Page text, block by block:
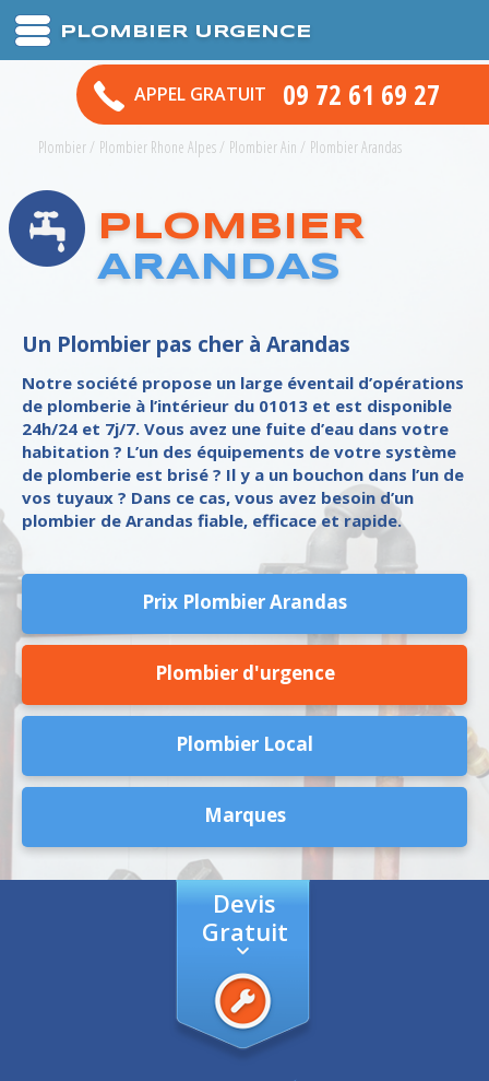
PLOMBIER URGENCE
APPEL GRATUIT 09 72 61 69 27
Plombier/ Plombier Rhone Alpes/ Plombier Ain / Plombier Arandas
PLOMBIER
ARANDAS
Un Plombier pas cher à Arandas
Notre société propose un large éventail d’opérations
de plomberie à l’intérieur du 01013 et est disponible
24h/24 et 7j/7. Vous avez une fuite d’eau dans votre
habitation ? L’un des équipements de votre système
de plomberie est brisé ? Il y a un bouchon dans l’un de
vos tuyaux ? Dans ce cas, vous avez besoin d’un
plombier de Arandas fiable, efficace et rapide.
Prix Plombier Arandas
Plombier d'urgence
Plombier Local
Marques
Devis
Gratuit